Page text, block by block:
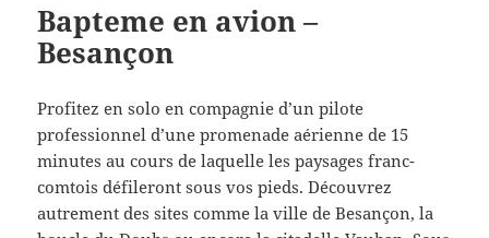
Bapteme en avion –
Besançon
Profitez en solo en compagnie d’un pilote
professionnel d’une promenade aérienne de 15
minutes au cours de laquelle les paysages franc-
comtois défileront sous vos pieds. Découvrez
autrement des sites comme la ville de Besançon, la